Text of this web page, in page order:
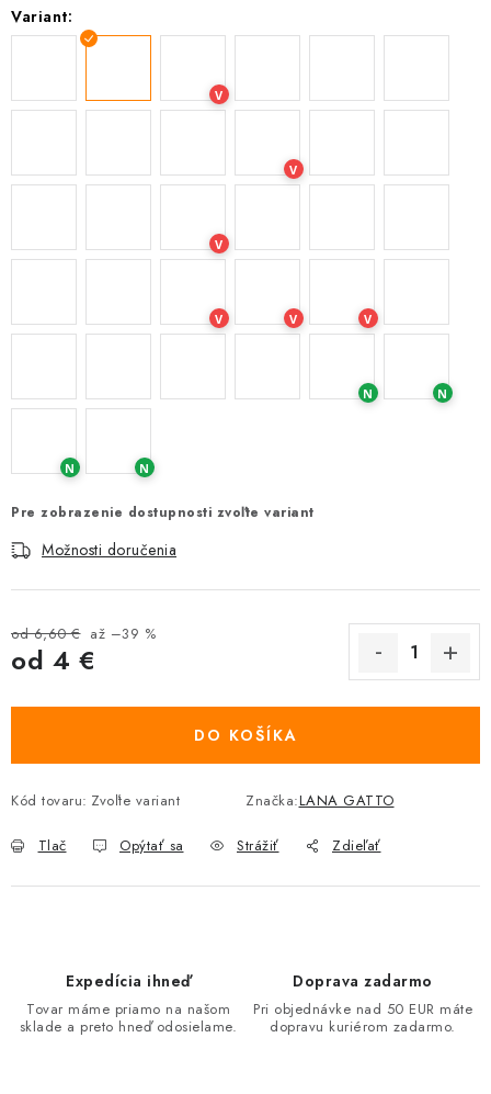
Variant:
V
V
V
V V V
N N
N N
Pre zobrazenie dostupnosti zvoľte variant
Možnosti doručenia
od 6,60 € až –39 %
od 4 €
DO KOŠÍKA
Kód tovaru: Zvoľte variant Značka:LANA GATTO
Tlač Opýtať sa Strážiť Zdieľať
Expedícia ihneď
Tovar máme priamo na našom
sklade a preto hneď odosielame.
Doprava zadarmo
Pri objednávke nad 50 EUR máte
dopravu kuriérom zadarmo.